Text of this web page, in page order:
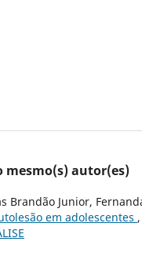
mesmo(s) autor(es)
Brandão Junior,
em adolescentes ,